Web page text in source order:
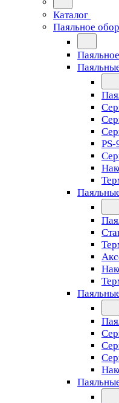
Каталог
Паяльное
PS-